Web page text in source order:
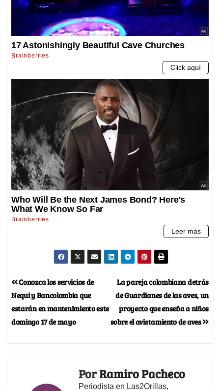
La pareja colombiana detrás
de Guardianes de las aves, un
proyecto que enseña a niños
sobre el avistamiento de aves
Conozca los servicios de
Nequi y Bancolombia que
estarán en mantenimiento este
domingo 17 de mayo
PorRamiro Pacheco
Periodista en Las2Orillas,